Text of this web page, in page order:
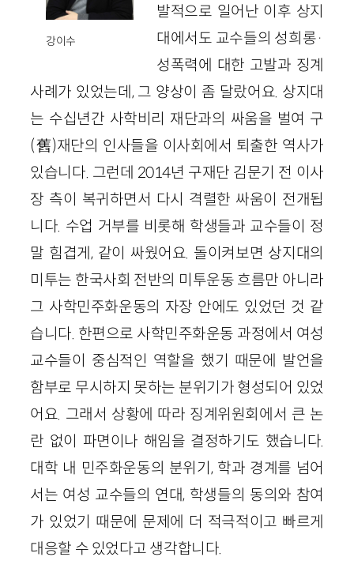
강이수
발적으로 일어난 이후 상지
대에서도 교수들의 성희롱·
성폭력에 대한 고발과 징계
사례가 있었는데, 그 양상이 좀 달랐어요. 상지대
는 수십년간 사학비리 재단과의 싸움을 벌여 구
(舊)재단의 인사들을 이사회에서 퇴출한 역사가
있습니다. 그런데 2014년 구재단 김문기 전 이사
장 측이 복귀하면서 다시 격렬한 싸움이 전개됩
니다. 수업 거부를 비롯해 학생들과 교수들이 정
말 힘겹게, 같이 싸웠어요. 돌이켜보면 상지대의
미투는 한국사회 전반의 미투운동 흐름만 아니라
그 사학민주화운동의 자장 안에도 있었던 것 같
습니다. 한편으로 사학민주화운동 과정에서 여성
교수들이 중심적인 역할을 했기 때문에 발언을
함부로 무시하지 못하는 분위기가 형성되어 있었
어요. 그래서 상황에 따라 징계위원회에서 큰 논
란 없이 파면이나 해임을 결정하기도 했습니다.
대학 내 민주화운동의 분위기, 학과 경계를 넘어
서는 여성 교수들의 연대, 학생들의 동의와 참여
가 있었기 때문에 문제에 더 적극적이고 빠르게
대응할 수 있었다고 생각합니다.